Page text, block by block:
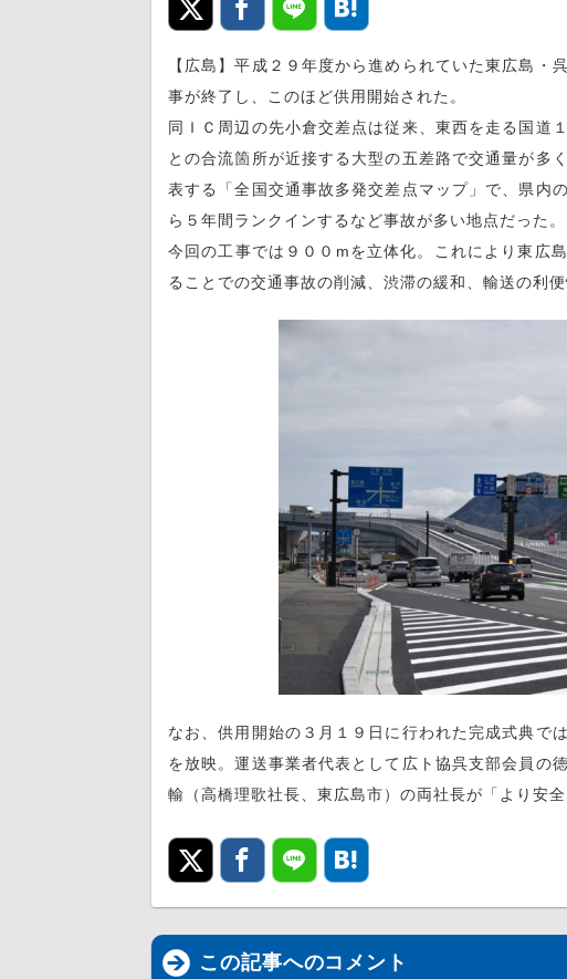
【広島】平成２９年度から進められていた東広島・
事が終了し、このほど供用開始された。
同ＩＣ周辺の先小倉交差点は従来、東西を走る国道
との合流箇所が近接する大型の五差路で交通量が多
表する「全国交通事故多発交差点マップ」で、県内
ら５年間ランクインするなど事故が多い地点だった。
今回の工事では９００mを立体化。これにより東広
ることでの交通事故の削減、渋滞の緩和、輸送の利
なお、供用開始の３月１９日に行われた完成式典で
を放映。運送事業者代表として広ト協呉支部会員の
輸（高橋理歌社長、東広島市）の両社長が「より安
この記事へのコメント